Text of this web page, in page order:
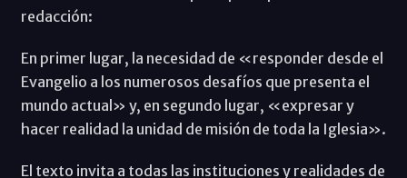
redacción:
En primer lugar, la necesidad de «responder desde el
Evangelio a los numerosos desafíos que presenta el
mundo actual» y, en segundo lugar, «expresar y
hacer realidad la unidad de misión de toda la Iglesia».
El texto invita a todas las instituciones y realidades de